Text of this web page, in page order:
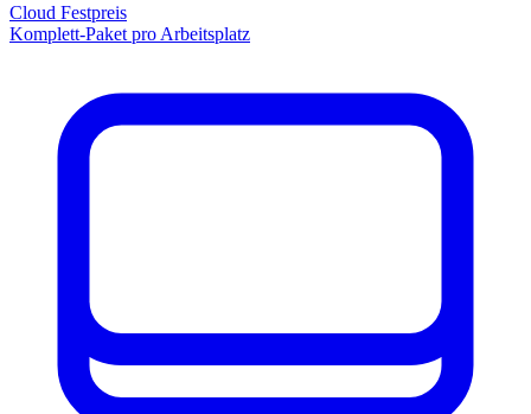
Cloud Festpreis
Komplett-Paket pro Arbeitsplatz